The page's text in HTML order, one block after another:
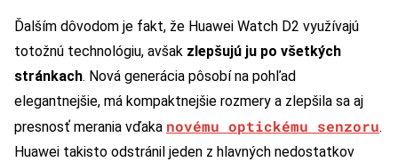
Ďalším dôvodom je fakt, že Huawei Watch D2 využívajú
totožnú technológiu, avšak zlepšujú ju po všetkých
stránkach. Nová generácia pôsobí na pohľad
elegantnejšie, má kompaktnejšie rozmery a zlepšila sa aj
presnosť merania vďaka novému optickému senzoru.
Huawei takisto odstránil jeden z hlavných nedostatkov